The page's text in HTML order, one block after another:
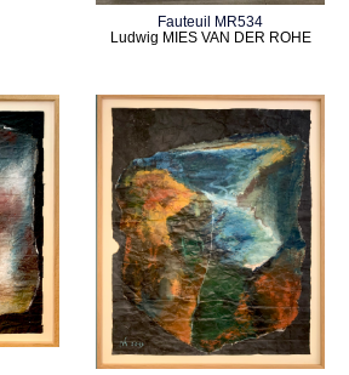
Fauteuil MR534
Ludwig MIES VAN DER ROHE